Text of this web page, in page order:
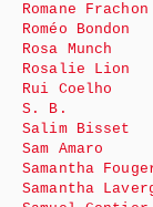
Romane Frachon
Roméo Bondon
Rosa Munch
Rosalie Lion
Rui Coelho
S. B.
Salim Bisset
Sam Amaro
Samantha
Samantha